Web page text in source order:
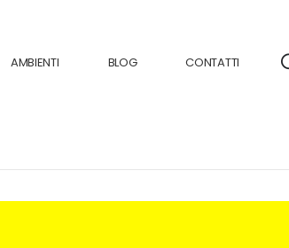
AMBIENTI BLOG CONTATTI